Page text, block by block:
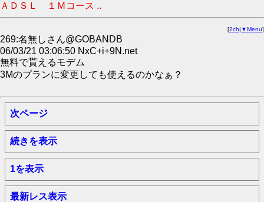
ＡＤＳＬ １Ｍコース ..
[2ch| ▼Menu]
269:名無しさん@GOBANDB
06/03/21 03:06:50 NxC+i+9N.net
無料で貰えるモデム
3Mのプランに変更しても使えるのかなぁ？
次ページ
続きを表示
1を表示
最新レス表示